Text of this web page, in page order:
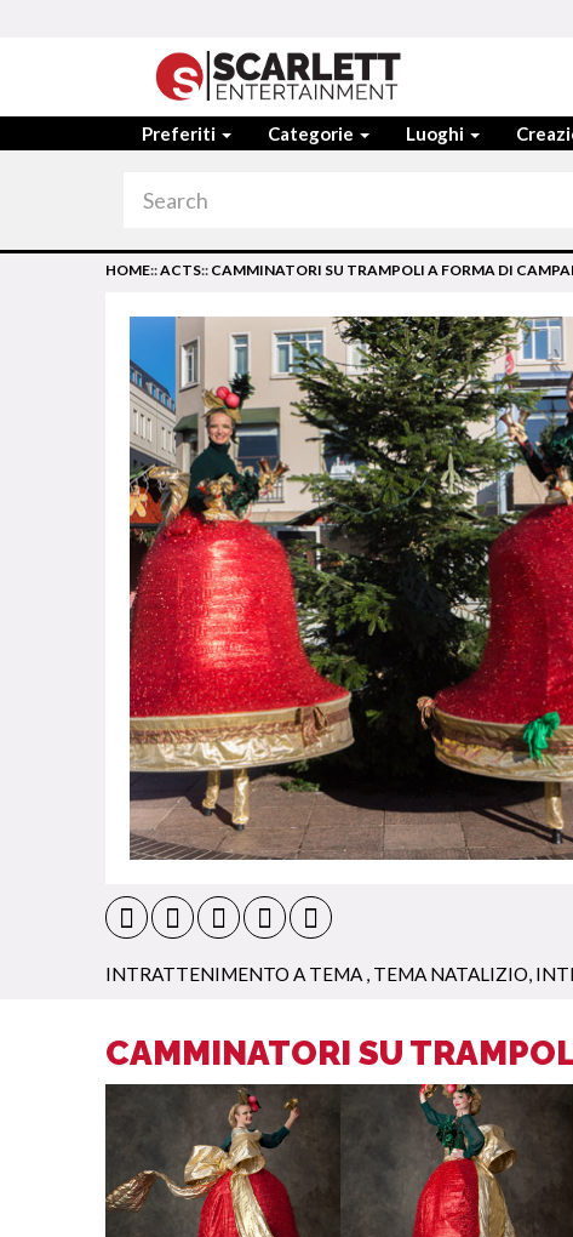
Preferiti Categorie Luoghi
HOME::ACTS:: CAMMINATORI SU TRAMPOLI A FORMA DI
INTRATTENIMENTO A TEMA TEMA NATALIZIO
CAMMINATORI SU